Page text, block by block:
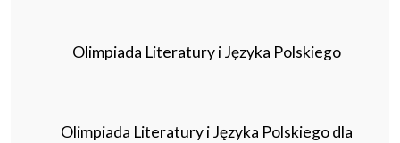
Olimpiada Literatury i Języka Polskiego
Olimpiada Literatury i Języka Polskiego dla